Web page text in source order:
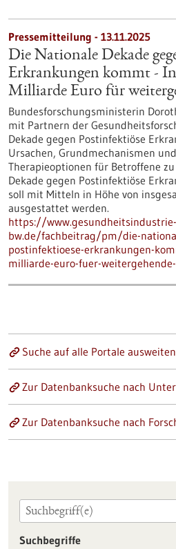
Pressemitteilung - 13.11.2025
Die Nationale Dekade
Erkrankungen kommt -
Milliarde Euro für
Bundesforschungsministerin
mit Partnern der
Dekade gegen Postinfektiöse
Ursachen, Grundmechanismen
Therapieoptionen für Betroffene
Dekade gegen Postinfektiöse
soll mit Mitteln in Höhe von
ausgestattet werden.
https://www.gesundheitsindustrie-
bw.de/fachbeitrag/pm/die-
postinfektioese-erkrankungen-
milliarde-euro-fuer-
Suche auf alle Portale ausweiten
Zur Datenbanksuche nach
Zur Datenbanksuche nach
Suchbegriffe